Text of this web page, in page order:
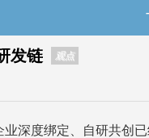
发链 观点
深度绑定、自研共创